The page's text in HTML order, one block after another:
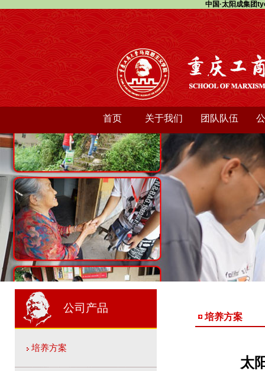
中国·太阳成集团
首页 关于我们 团队队伍
1 2 2
公司产品
培养方案
培养方案
太